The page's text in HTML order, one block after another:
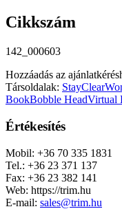
Cikkszám
142_000603
Hozzáadás az
Társoldalak: StayClear
BookBobble HeadVirtual
Értékesítés
Mobil: +36 70 335 1831
Tel.: +36 23 371 137
Fax: +36 23 382 141
Web: https://trim.hu
E-mail: sales@trim.hu